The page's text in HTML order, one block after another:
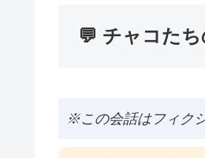
💬 チャコた
※この会話はフィク